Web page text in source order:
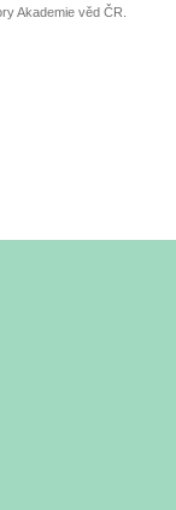
Akademie věd ČR.